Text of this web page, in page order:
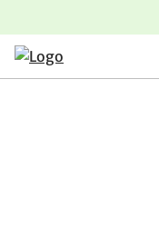
Springen naar hoofdinhoud
Springen naar
Springen naar voettekst